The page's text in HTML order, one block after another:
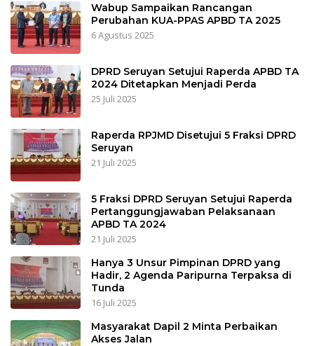
Wabup Sampaikan Rancangan
Perubahan KUA-PPAS APBD TA 2025
6 Agustus 2025
DPRD Seruyan Setujui Raperda APBD TA
2024 Ditetapkan Menjadi Perda
25 Juli 2025
Raperda RPJMD Disetujui 5 Fraksi DPRD
Seruyan
21 Juli 2025
5 Fraksi DPRD Seruyan Setujui Raperda
Pertanggungjawaban Pelaksanaan
APBD TA 2024
21 Juli 2025
Hanya 3 Unsur Pimpinan DPRD yang
Hadir, 2 Agenda Paripurna Terpaksa di
Tunda
16 Juli 2025
Masyarakat Dapil 2 Minta Perbaikan
Akses Jalan